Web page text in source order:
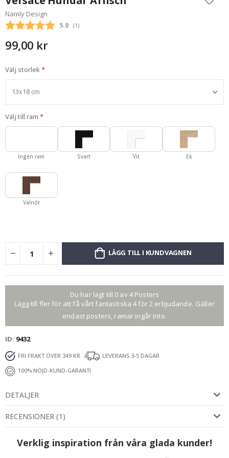
början
av
bildgalleriet
Namly Design
Snittbetyg:
5.0 (röster:
1 )
99,00 kr
Välj storlek
Välj till ram
Ingen ram Svart Vit Ek
Valnöt
LÄGG TILL I KUNDVAGNEN
Du har lagt till 0 av 4 Posters
Lägg till fler för att få vårt fantastiska 4 för 2 erbjudande. Gäller
endast posters, ramar ingår inte.
ID 9432
FRI FRAKT ÖVER 349 KR
LEVERANS 3-5 DAGAR
100% NÖJD-KUND-GARANTI
DETALJER
RECENSIONER (1 )
Verklig inspiration från våra glada kunder!